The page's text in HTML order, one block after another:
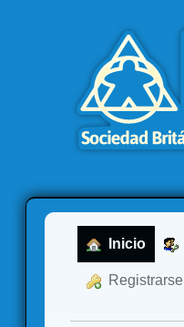
Inicio
Registrarse